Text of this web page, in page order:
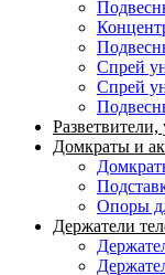
Спрей
Спрей
Домкраты и
Опоры
Держатели